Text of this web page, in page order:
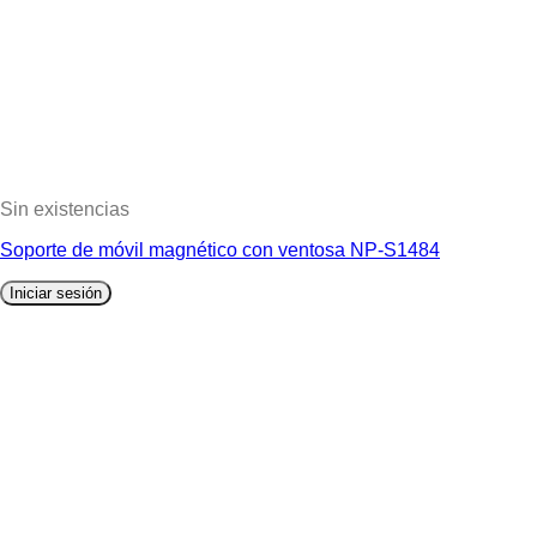
Sin existencias
Soporte de móvil magnético con ventosa NP-S1484
Iniciar sesión